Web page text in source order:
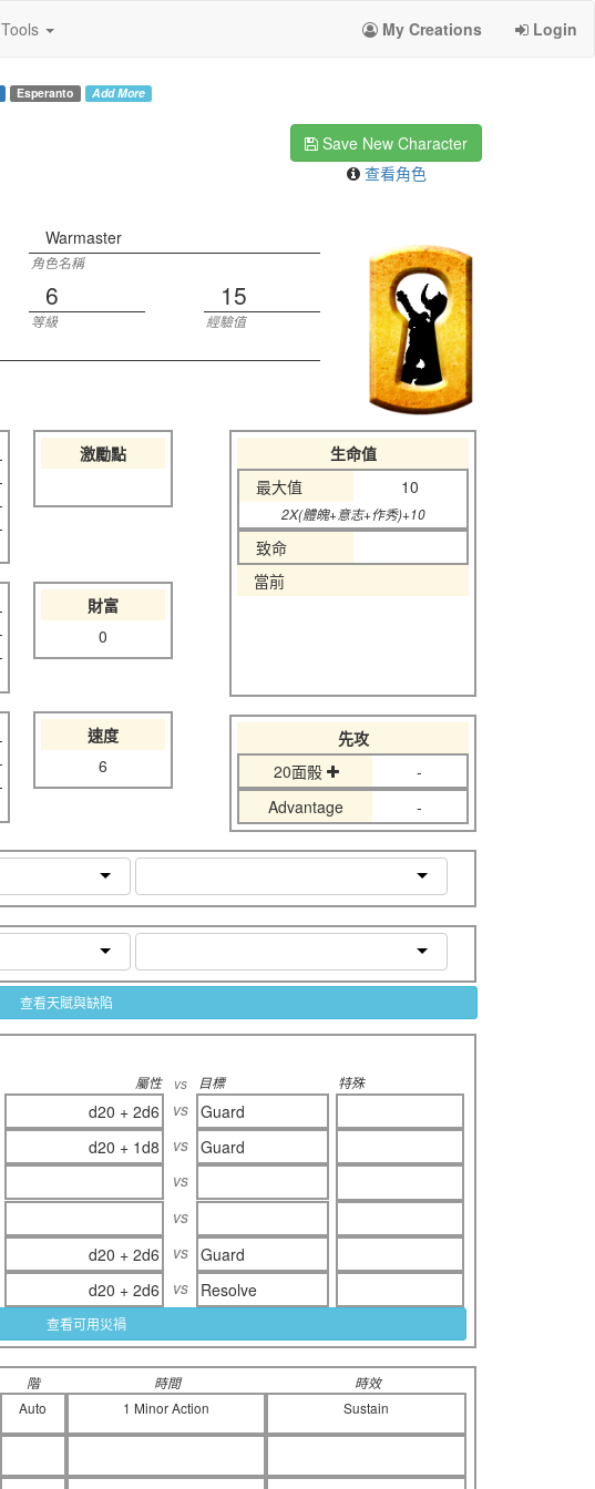
Tools My Creations Login
Esperanto Add More
Save New Character
查看角色
Warmaster
角色名稱
6 15
等級 經驗值
激勵點
財富
0
速度
6
生命值
最大值
10
2X(體魄+意志+作秀)+10
致命
當前
先攻
20面骰
-
Advantage
-
查看天賦與缺陷
屬性 vs 目標 特殊
d20 + 2d6 vs Guard
d20 + 1d8 vs Guard
vs
vs
d20 + 2d6 vs Guard
d20 + 2d6 vs Resolve
查看可用災禍
階 時間 時效
Auto 1 Minor Action Sustain